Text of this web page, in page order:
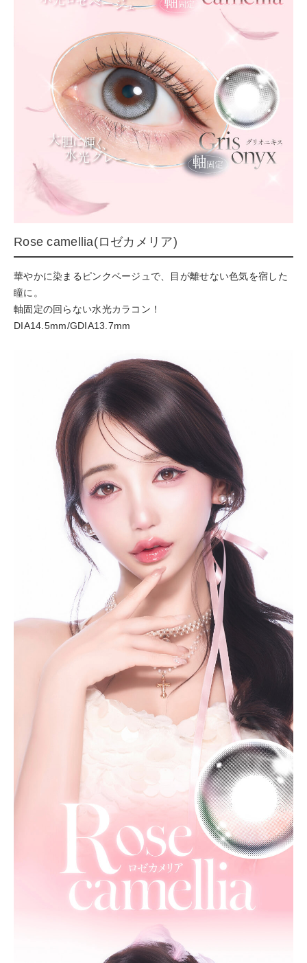
Rose camellia(ロゼカメリア)
華やかに染まるピンクベージュで、目が離せない色気を宿した
瞳に。
軸固定の回らない水光カラコン！
DIA14.5mm/GDIA13.7mm